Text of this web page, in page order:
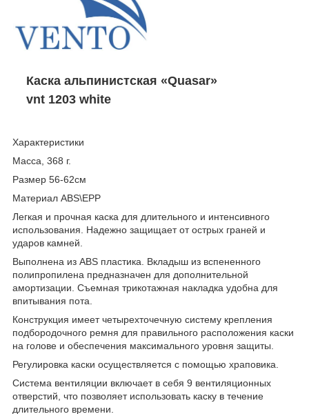
Каска альпинистская «Quasar»
vnt 1203 white
Характеристики
Масса, 368 г.
Размер 56-62см
Материал ABS\EPP
Легкая и прочная каска для длительного и интенсивного
использования. Надежно защищает от острых граней и
ударов камней.
Выполнена из ABS пластика. Вкладыш из вспененного
полипропилена предназначен для дополнительной
амортизации. Съемная трикотажная накладка удобна для
впитывания пота.
Конструкция имеет четырехточечную систему крепления
подбородочного ремня для правильного расположения каски
на голове и обеспечения максимального уровня защиты.
Регулировка каски осуществляется с помощью храповика.
Система вентиляции включает в себя 9 вентиляционных
отверстий, что позволяет использовать каску в течение
длительного времени.